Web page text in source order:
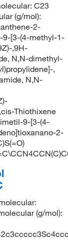
C23
(g/mol):
2-
[3-(4-methyl-1-
,9H-
N,N-dimethyl-
,
N,N-
Thiothixene
9-[3-(4-
2-
(g/mol):